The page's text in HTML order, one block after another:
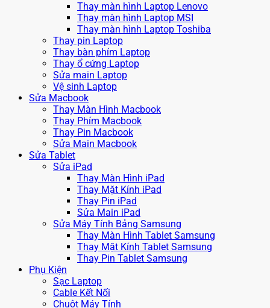
Thay màn hình Laptop Lenovo
Thay màn hình Laptop MSI
Thay màn hình Laptop Toshiba
Thay pin Laptop
Thay bàn phím Laptop
Thay ổ cứng Laptop
Sửa main Laptop
Vệ sinh Laptop
Sửa Macbook
Thay Màn Hình Macbook
Thay Phím Macbook
Thay Pin Macbook
Sửa Main Macbook
Sửa Tablet
Sửa iPad
Thay Màn Hình iPad
Thay Mặt Kính iPad
Thay Pin iPad
Sửa Main iPad
Sửa Máy Tính Bảng Samsung
Thay Màn Hình Tablet Samsung
Thay Mặt Kính Tablet Samsung
Thay Pin Tablet Samsung
Phụ Kiện
Sạc Laptop
Cable Kết Nối
Chuột Máy Tính